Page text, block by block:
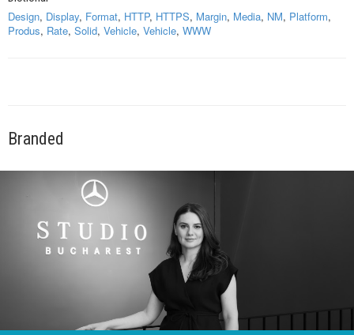
Design, Display, Format, HTTP, HTTPS, Margin, Media, NM, Platform,
Produs, Rate, Solid, Vehicle, Vehicle, WWW
Branded